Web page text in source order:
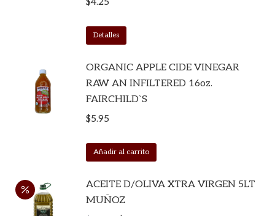
Detalles
ORGANIC APPLE CIDE VINEGAR
RAW AN INFILTERED 16oz.
FAIRCHILD`S
$5.95
Añadir al carrito
ACEITE D/OLIVA XTRA VIRGEN 5LT
MUÑOZ